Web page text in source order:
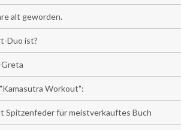
alt geworden.
Duo ist?
Workout":
Spitzenfeder für meistverkauftes Buch